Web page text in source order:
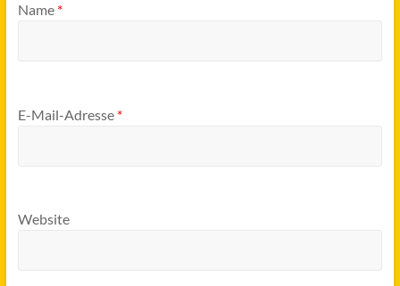
Name *
E-Mail-Adresse *
Website